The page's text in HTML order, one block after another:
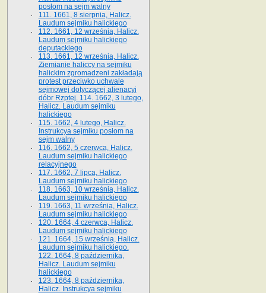
posłom na sejm walny
111. 1661, 8 sierpnia, Halicz.
Laudum sejmiku halickiego
112. 1661, 12 września, Halicz.
Laudum sejmiku halickiego
deputackiego
113. 1661, 12 września, Halicz.
Ziemianie haliccy na sejmiku
halickim zgromadzeni zakładają
protest przeciwko uchwale
sejmowej dotyczącej alienacyi
dóbr Rzptej. 114. 1662, 3 lutego,
Halicz. Laudum sejmiku
halickiego
115. 1662, 4 lutego, Halicz.
Instrukcya sejmiku posłom na
sejm walny
116. 1662, 5 czerwca, Halicz.
Laudum sejmiku halickiego
relacyjnego
117. 1662, 7 lipca, Halicz.
Laudum sejmiku halickiego
118. 1663, 10 września, Halicz.
Laudum sejmiku halickiego
119. 1663, 11 września, Halicz.
Laudum sejmiku halickiego
120. 1664, 4 czerwca, Halicz.
Laudum sejmiku halickiego
121. 1664, 15 września, Halicz.
Laudum sejmiku halickiego.
122. 1664, 8 października,
Halicz. Laudum sejmiku
halickiego
123. 1664, 8 października,
Halicz. Instrukcya sejmiku